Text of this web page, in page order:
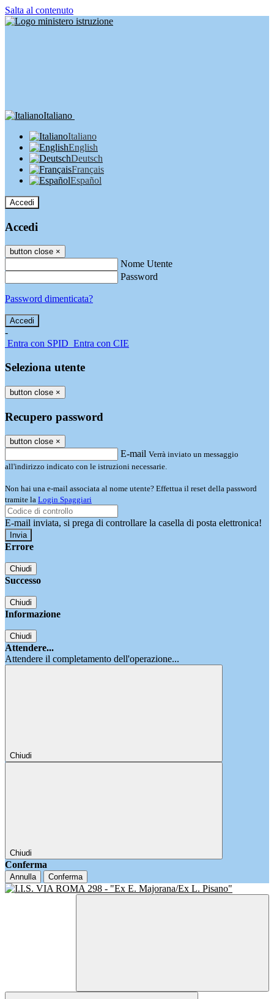
Salta al contenuto
Italiano
Italiano
English
Deutsch
Français
Español
Accedi
Accedi
button close ×
Nome Utente
Password
Password dimenticata?
-
Entra con SPID Entra con CIE
Seleziona utente
button close ×
Recupero password
button close ×
E-mail Verrà inviato un messaggio
all'indirizzo indicato con le istruzioni necessarie.
Non hai una e-mail associata al nome utente? Effettua il reset della password
tramite la Login Spaggiari
E-mail inviata, si prega di controllare la casella di posta elettronica!
Errore
Chiudi
Successo
Chiudi
Informazione
Chiudi
Attendere...
Attendere il completamento dell'operazione...
Chiudi
Chiudi
Conferma
Annulla Conferma